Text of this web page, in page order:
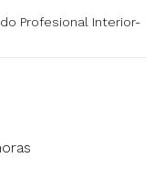
Profesional Interior-